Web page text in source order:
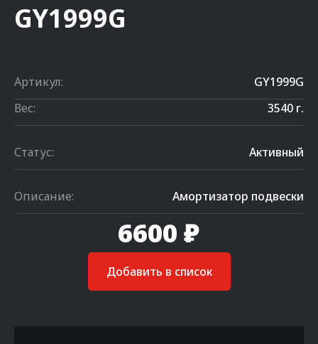
GY1999G
Артикул:
GY1999G
Вес:
3540 г.
Статус: Активный
Описание: Амортизатор подвески
6600 ₽
Добавить в список